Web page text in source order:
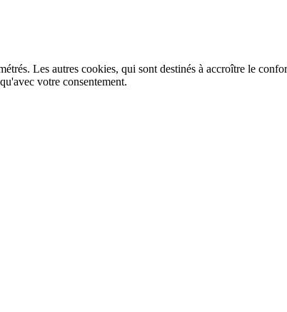
Les autres cookies, qui sont destinés à accroître le
votre consentement.